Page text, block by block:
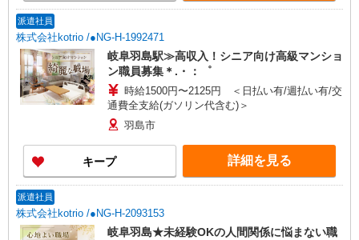
派遣社員
株式会社kotrio /●NG-H-1992471
岐阜羽島駅≫高収入！シニア向け高級マンショ
ン職員募集＊.・：゜
時給1500円〜2125円 ＜日払い有/週払い有/交
通費全支給(ガソリン代含む)＞
羽島市
キープ 詳細を見る
派遣社員
株式会社kotrio /●NG-H-2093153
岐阜羽島★未経験OKの人間関係に悩まない職